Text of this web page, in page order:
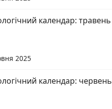
календар: травень
2025
календар: червень